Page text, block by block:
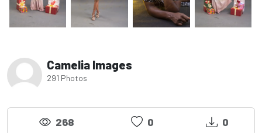
Camelia Images
291 Photos
268 0 0